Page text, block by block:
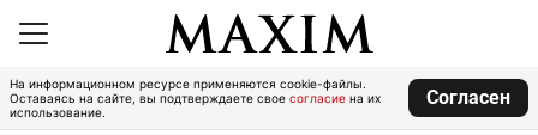
На информационном ресурсе применяются cookie-файлы.
Оставаясь на сайте, вы подтверждаете свое согласие на их
использование.
Согласен